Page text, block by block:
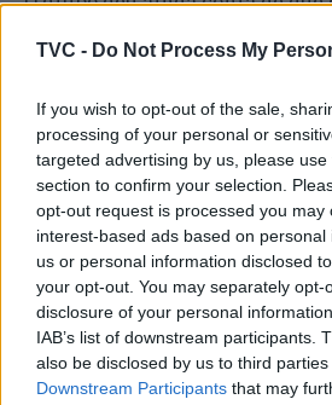
TVC - Do Not Process My
If you wish to opt-out of the sale,
processing of your personal or
targeted advertising by us, please
section to confirm your selection.
opt-out request is processed you may
interest-based ads based on
us or personal information disclosed
your opt-out. You may separately opt-
disclosure of your personal
IAB’s list of downstream participants.
also be disclosed by us to third
Downstream Participants that may
artistas apoiantes da causa,
pagamento das coimas.
Artigo anterior